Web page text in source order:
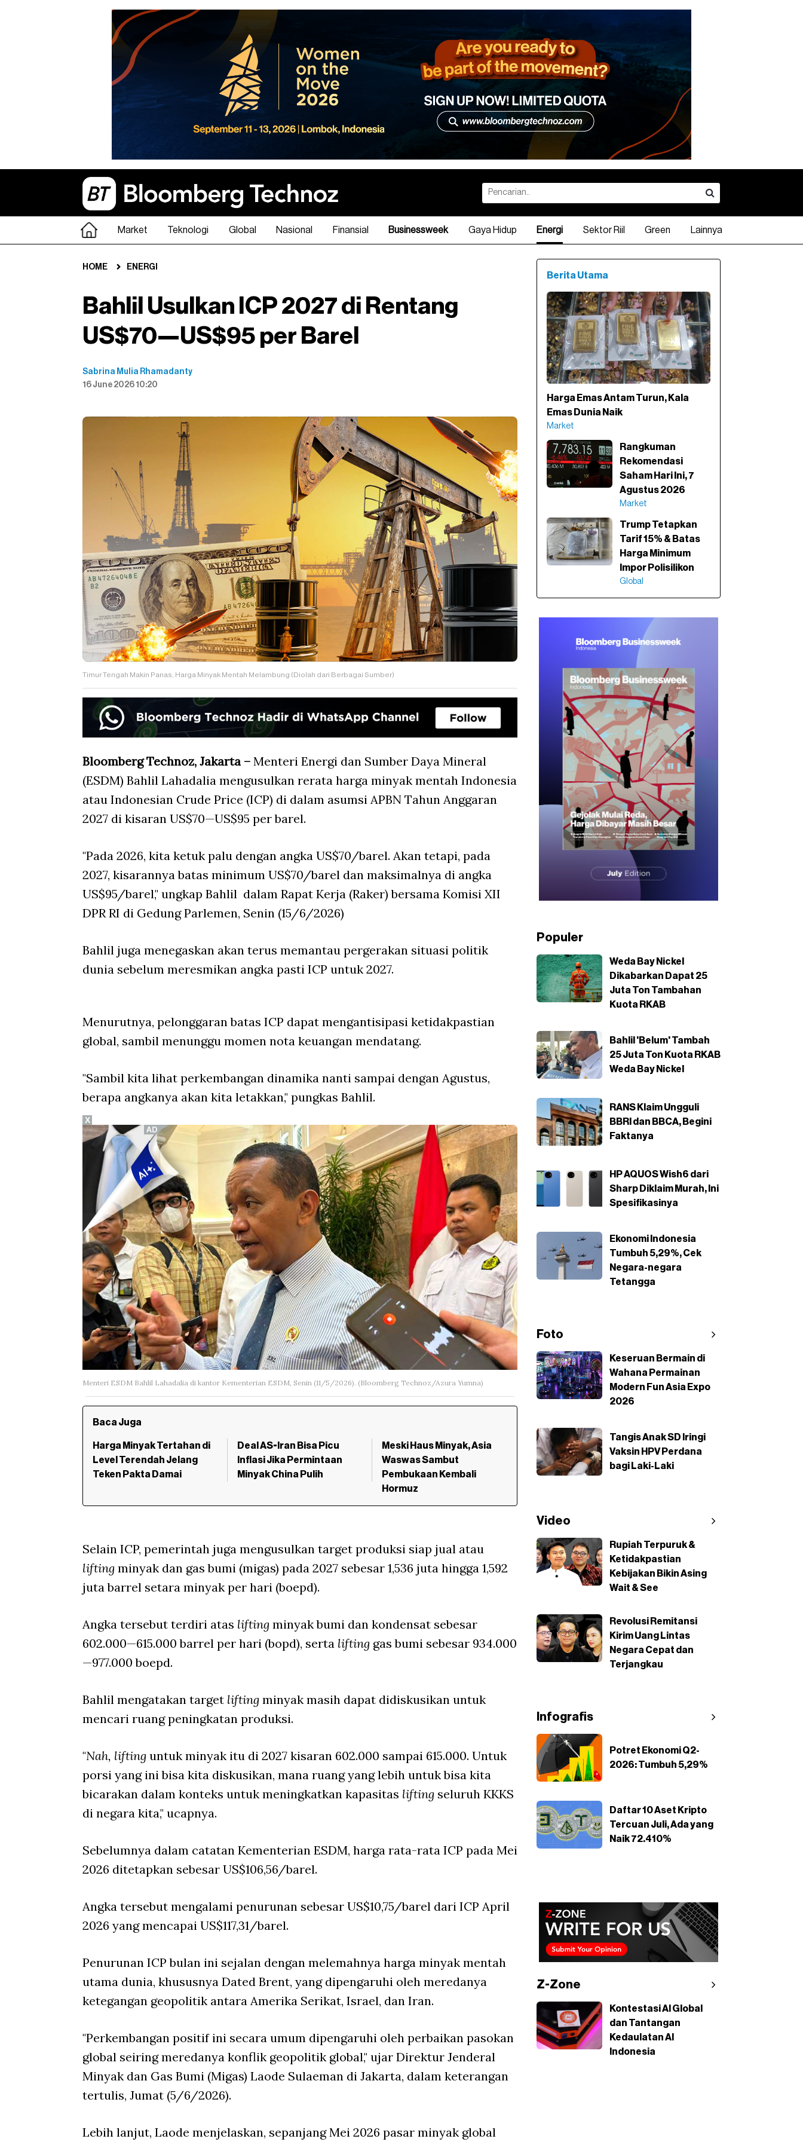
Market Teknologi Global Nasional Finansial Businessweek Gaya Hidup Energi Sektor Riil Green Lainnya
HOME ENERGI
Bahlil Usulkan ICP 2027 di Rentang
US$70—US$95 per Barel
Sabrina Mulia Rhamadanty
16 June 2026 10:20
Timur Tengah Makin Panas, Harga Minyak Mentah Melambung (Diolah dari Berbagai Sumber)
Bloomberg Technoz, Jakarta – Menteri Energi dan Sumber Daya Mineral
(ESDM) Bahlil Lahadalia mengusulkan rerata harga minyak mentah Indonesia
atau Indonesian Crude Price (ICP) di dalam asumsi APBN Tahun Anggaran
2027 di kisaran US$70—US$95 per barel.
"Pada 2026, kita ketuk palu dengan angka US$70/barel. Akan tetapi, pada
2027, kisarannya batas minimum US$70/barel dan maksimalnya di angka
US$95/barel," ungkap Bahlil dalam Rapat Kerja (Raker) bersama Komisi XII
DPR RI di Gedung Parlemen, Senin (15/6/2026)
Bahlil juga menegaskan akan terus memantau pergerakan situasi politik
dunia sebelum meresmikan angka pasti ICP untuk 2027.
Menurutnya, pelonggaran batas ICP dapat mengantisipasi ketidakpastian
global, sambil menunggu momen nota keuangan mendatang.
"Sambil kita lihat perkembangan dinamika nanti sampai dengan Agustus,
berapa angkanya akan kita letakkan," pungkas Bahlil.
Menteri ESDM Bahlil Lahadalia di kantor Kementerian ESDM, Senin (11/5/2026). (Bloomberg Technoz/Azura Yumna)
Baca Juga
Harga Minyak Tertahan di
Level Terendah Jelang
Teken Pakta Damai
Deal AS-Iran Bisa Picu
Inflasi Jika Permintaan
Minyak China Pulih
Meski Haus Minyak, Asia
Waswas Sambut
Pembukaan Kembali
Hormuz
Selain ICP, pemerintah juga mengusulkan target produksi siap jual atau
lifting minyak dan gas bumi (migas) pada 2027 sebesar 1,536 juta hingga 1,592
juta barrel setara minyak per hari (boepd).
Angka tersebut terdiri atas lifting minyak bumi dan kondensat sebesar
602.000—615.000 barrel per hari (bopd), serta lifting gas bumi sebesar 934.000
—977.000 boepd.
Bahlil mengatakan target lifting minyak masih dapat didiskusikan untuk
mencari ruang peningkatan produksi.
"Nah, lifting untuk minyak itu di 2027 kisaran 602.000 sampai 615.000. Untuk
porsi yang ini bisa kita diskusikan, mana ruang yang lebih untuk bisa kita
bicarakan dalam konteks untuk meningkatkan kapasitas lifting seluruh KKKS
di negara kita," ucapnya.
Sebelumnya dalam catatan Kementerian ESDM, harga rata-rata ICP pada Mei
2026 ditetapkan sebesar US$106,56/barel.
Angka tersebut mengalami penurunan sebesar US$10,75/barel dari ICP April
2026 yang mencapai US$117,31/barel.
Penurunan ICP bulan ini sejalan dengan melemahnya harga minyak mentah
utama dunia, khususnya Dated Brent, yang dipengaruhi oleh meredanya
ketegangan geopolitik antara Amerika Serikat, Israel, dan Iran.
"Perkembangan positif ini secara umum dipengaruhi oleh perbaikan pasokan
global seiring meredanya konflik geopolitik global," ujar Direktur Jenderal
Minyak dan Gas Bumi (Migas) Laode Sulaeman di Jakarta, dalam keterangan
tertulis, Jumat (5/6/2026).
Lebih lanjut, Laode menjelaskan, sepanjang Mei 2026 pasar minyak global
Berita Utama
Harga Emas Antam Turun, Kala
Emas Dunia Naik
Market
Rangkuman
Rekomendasi
Saham Hari Ini, 7
Agustus 2026
Market
Trump Tetapkan
Tarif 15% & Batas
Harga Minimum
Impor Polisilikon
Global
Populer
Weda Bay Nickel
Dikabarkan Dapat 25
Juta Ton Tambahan
Kuota RKAB
Bahlil 'Belum' Tambah
25 Juta Ton Kuota RKAB
Weda Bay Nickel
RANS Klaim Ungguli
BBRI dan BBCA, Begini
Faktanya
HP AQUOS Wish6 dari
Sharp Diklaim Murah, Ini
Spesifikasinya
Ekonomi Indonesia
Tumbuh 5,29%, Cek
Negara-negara
Tetangga
Foto
Keseruan Bermain di
Wahana Permainan
Modern Fun Asia Expo
2026
Tangis Anak SD Iringi
Vaksin HPV Perdana
bagi Laki-Laki
Video
Rupiah Terpuruk &
Ketidakpastian
Kebijakan Bikin Asing
Wait & See
Revolusi Remitansi
Kirim Uang Lintas
Negara Cepat dan
Terjangkau
Infografis
Potret Ekonomi Q2-
2026: Tumbuh 5,29%
Daftar 10 Aset Kripto
Tercuan Juli, Ada yang
Naik 72.410%
Z-Zone
Kontestasi AI Global
dan Tantangan
Kedaulatan AI
Indonesia
X